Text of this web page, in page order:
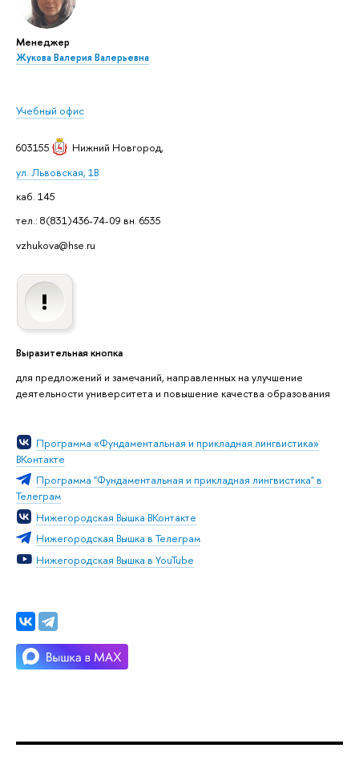
Менеджер
Жукова Валерия Валерьевна
Учебный офис
603155 Нижний Новгород,
ул. Львовская, 1В
каб. 145
тел.: 8(831)436-74-09 вн. 6535
vzhukova@hse.ru
Выразительная кнопка
для предложений и замечаний, направленных на улучшение
деятельности университета и повышение качества образования
Программа «Фундаментальная и прикладная лингвистика»
ВКонтакте
Программа "Фундаментальная и прикладная лингвистика" в
Телеграм
Нижегородская Вышка ВКонтакте
Нижегородская Вышка в Телеграм
Нижегородская Вышка в YouTube